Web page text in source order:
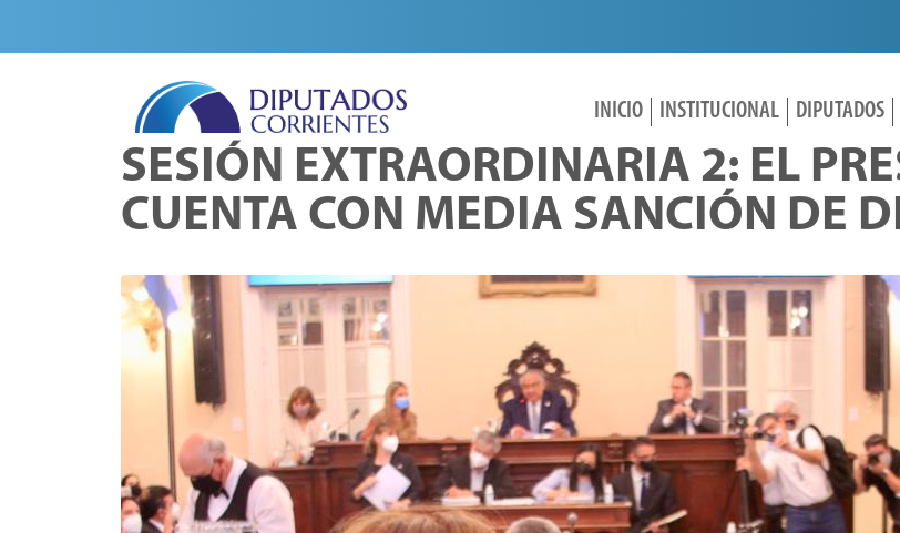
INICIO INSTITUCIONAL DIPUTADOS
SESIÓN EXTRAORDINARIA 2: EL
CUENTA CON MEDIA SANCIÓN DE